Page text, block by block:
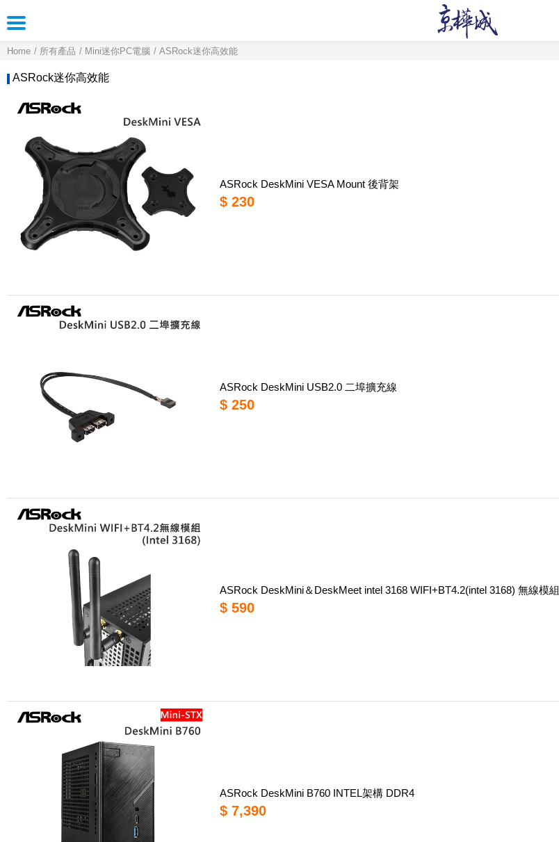
Home 所有產品 Mini迷你PC電腦 ASRock迷你高效能
ASRock迷你高效能
ASRock DeskMini VESA Mount 後背架
$ 230
ASRock DeskMini USB2.0 二埠擴充線
$ 250
ASRock DeskMini＆DeskMeet intel 3168 WIFI+BT4.2(intel 3168) 無線模組
$ 590
ASRock DeskMini B760 INTEL架構 DDR4
$ 7,390